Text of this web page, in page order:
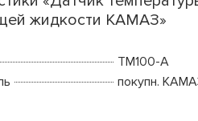
жидкости КАМАЗ»
ТМ100-А
покупн.